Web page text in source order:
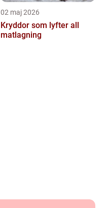
02 maj 2026
Kryddor som lyfter all
matlagning